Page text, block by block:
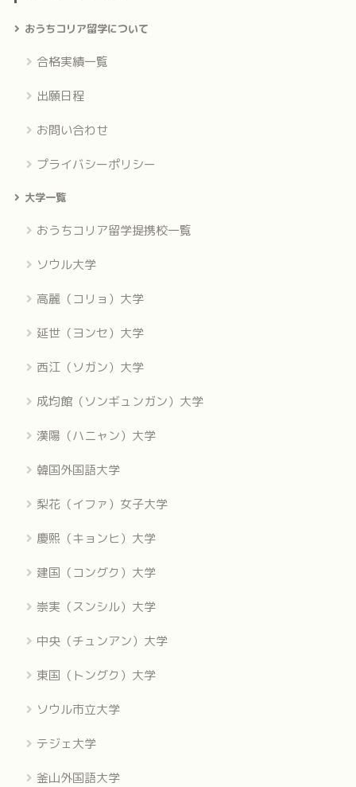
おうちコリア留学について
合格実績一覧
出願日程
お問い合わせ
プライバシーポリシー
大学一覧
おうちコリア留学提携校一覧
ソウル大学
高麗（コリョ）大学
延世（ヨンセ）大学
西江（ソガン）大学
成均館（ソンギュンガン）大学
漢陽（ハニャン）大学
韓国外国語大学
梨花（イファ）女子大学
慶熙（キョンヒ）大学
建国（コングク）大学
崇実（スンシル）大学
中央（チュンアン）大学
東国（トングク）大学
ソウル市立大学
テジェ大学
釜山外国語大学